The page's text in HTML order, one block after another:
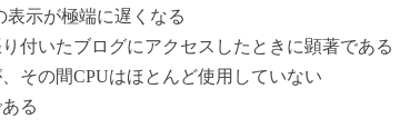
表示が極端に遅くなる
付いたブログにアクセスしたときに顕著である
その間CPUはほとんど使用していない
る